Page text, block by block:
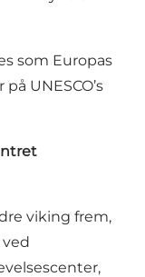
som Europas
UNESCO’s
viking frem,